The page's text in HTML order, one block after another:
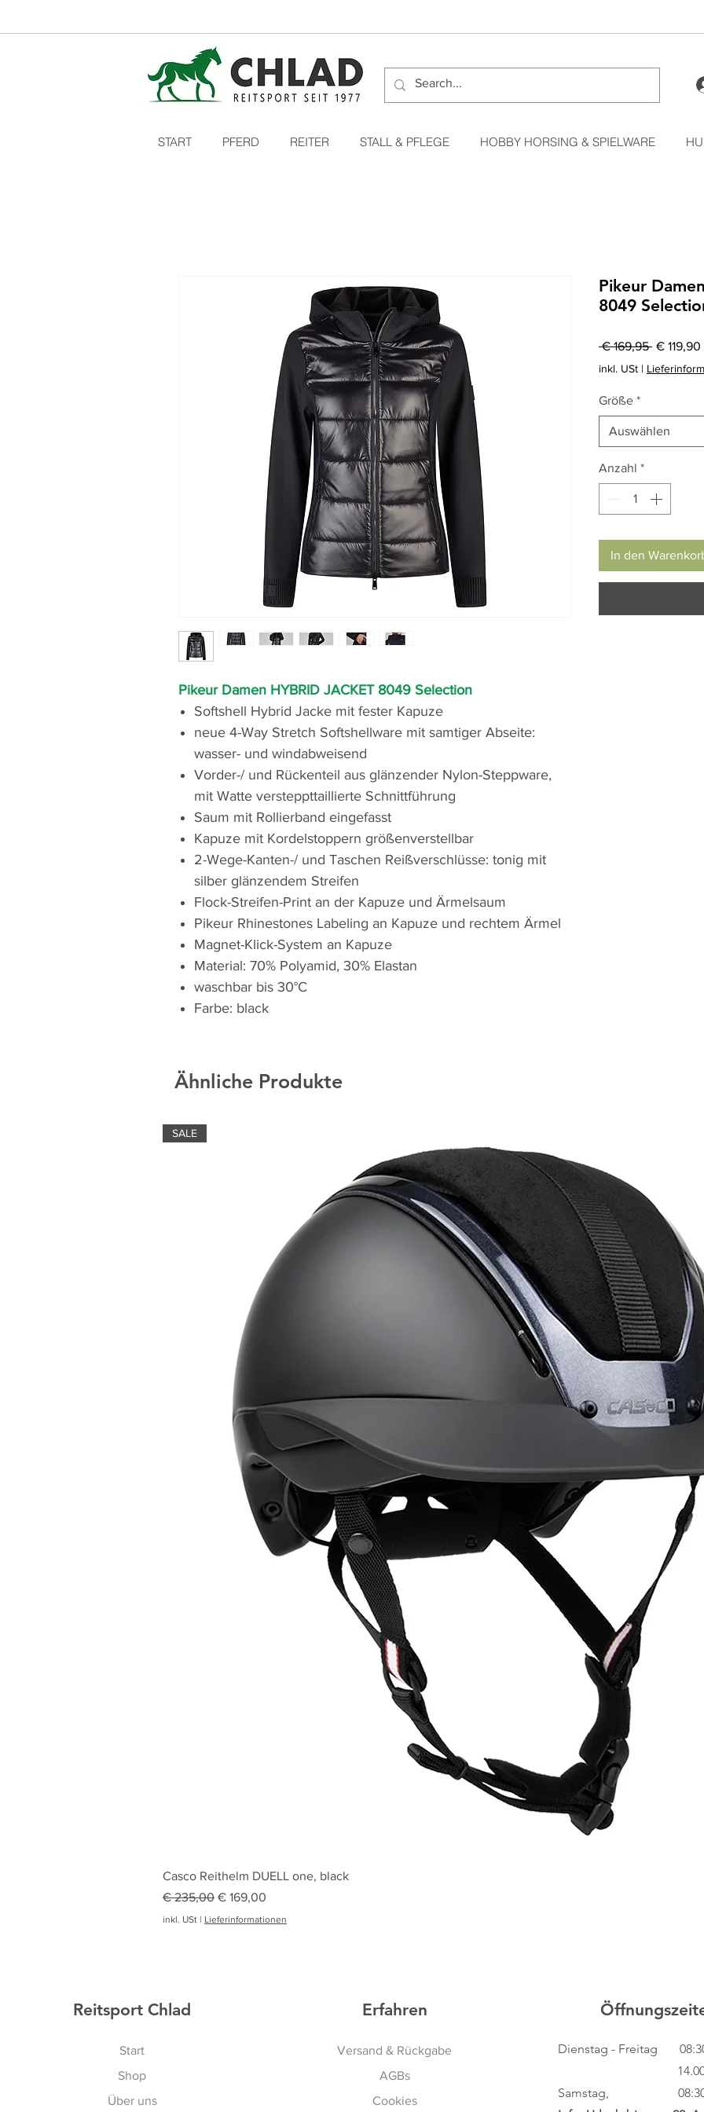
START PFERD REITER STALL & PFLEGE HOBBY HORSING & SPIELWARE
Pikeur Damen HYBRID JACKET 8049 Selection
Softshell Hybrid Jacke mit fester Kapuze
neue 4-Way Stretch Softshellware mit samtiger Abseite:
wasser- und windabweisend
Vorder-/ und Rückenteil aus glänzender Nylon-Steppware,
mit Watte versteppttaillierte Schnittführung
Saum mit Rollierband eingefasst
Kapuze mit Kordelstoppern größenverstellbar
2-Wege-Kanten-/ und Taschen Reißverschlüsse: tonig mit
silber glänzendem Streifen
Flock-Streifen-Print an der Kapuze und Ärmelsaum
Pikeur Rhinestones Labeling an Kapuze und rechtem Ärmel
Magnet-Klick-System an Kapuze
Material: 70% Polyamid, 30% Elastan
waschbar bis 30°C
Farbe: black
Pikeur
8049
€ 169,95 € 119,90
inkl. USt |
Größe *
Auswählen
Anzahl *
In den
Ähnliche Produkte
SALE
Casco Reithelm DUELL one, black
Standardpreis
€ 235,00 Sale-Preis
€ 169,00
inkl. USt | Lieferinformationen
Reitsport Chlad
Start
Shop
Über uns
Erfahren
Versand & Rückgabe
AGBs
Cookies
Dienstag - Freitag
14.00 -
Samstag, 08:30 -